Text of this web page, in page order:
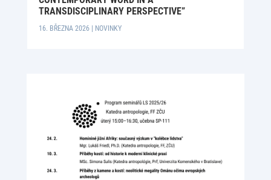
TRANSDISCIPLINARY PERSPECTIVE”
16. BŘEZNA 2026| NOVINKY